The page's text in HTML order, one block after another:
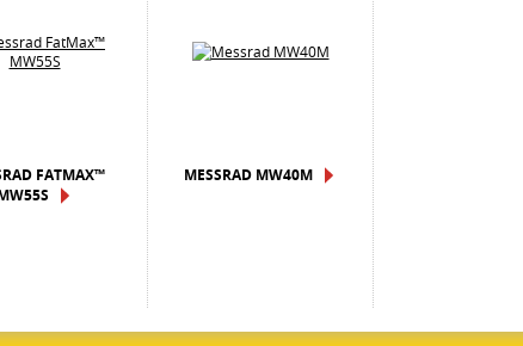
FATMAX™
MESSRAD MW40M